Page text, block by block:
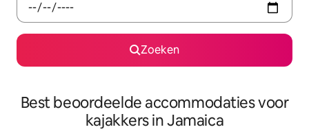
Zoeken
Best beoordeelde accommodaties voor
kajakkers in Jamaica